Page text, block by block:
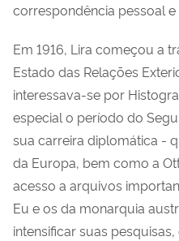
correspondência pessoal e
Em 1916, Lira começou a
Estado das Relações
interessava-se por
especial o período do
sua carreira diplomática -
da Europa, bem como a
acesso a arquivos
´Eu e os da monarquia
intensificar suas